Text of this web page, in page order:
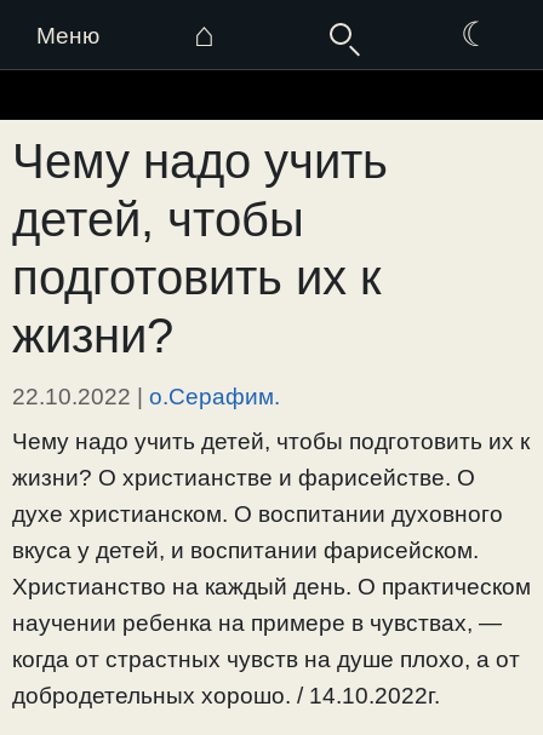
Меню ⌂ ☾
к
содержимому
Чему надо учить
детей, чтобы
подготовить их к
жизни?
22.10.2022 | о.Серафим.
Чему надо учить детей, чтобы подготовить их к
жизни? О христианстве и фарисействе. О
духе христианском. О воспитании духовного
вкуса у детей, и воспитании фарисейском.
Христианство на каждый день. О практическом
научении ребенка на примере в чувствах, —
когда от страстных чувств на душе плохо, а от
добродетельных хорошо. / 14.10.2022г.